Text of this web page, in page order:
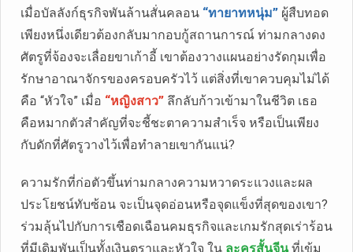
เมื่อบัลลังก์ธุรกิจพันล้านสั่นคลอน “ทายาทหนุ่ม” ผู้สืบทอด
เพียงหนึ่งเดียวต้องกลับมากอบกู้สถานการณ์ ท่ามกลางดง
ศัตรูที่จ้องจะเลื่อยขาเก้าอี้ เขาต้องวางแผนอย่างรัดกุมเพื่อ
รักษาอาณาจักรของครอบครัวไว้ แต่สิ่งที่เขาควบคุมไม่ได้
คือ “หัวใจ” เมื่อ “หญิงสาว” ลึกลับก้าวเข้ามาในชีวิต เธอ
คือหมากตัวสำคัญที่จะชี้ชะตาความสำเร็จ หรือเป็นเพียง
กับดักที่ศัตรูวางไว้เพื่อทำลายเขากันแน่?
ความรักที่ก่อตัวขึ้นท่ามกลางความหวาดระแวงและผล
ประโยชน์ทับซ้อน จะเป็นจุดอ่อนหรือจุดแข็งที่สุดของเขา?
ร่วมลุ้นไปกับการเชือดเฉือนคมธุรกิจและเกมรักสุดเร่าร้อน
ที่มีเดิมพันเป็นทั้งเงินตราและหัวใจ ใน ละครสั้นจีนที่เข้ม